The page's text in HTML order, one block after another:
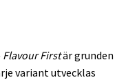
Flavour Firstär grunden
variant utvecklas